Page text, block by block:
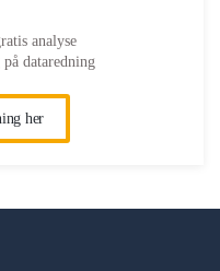
analyse
dataredning
her